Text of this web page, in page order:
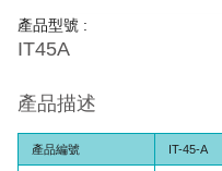
產品型號 :
IT45A
產品描述
產品編號 IT-45-A